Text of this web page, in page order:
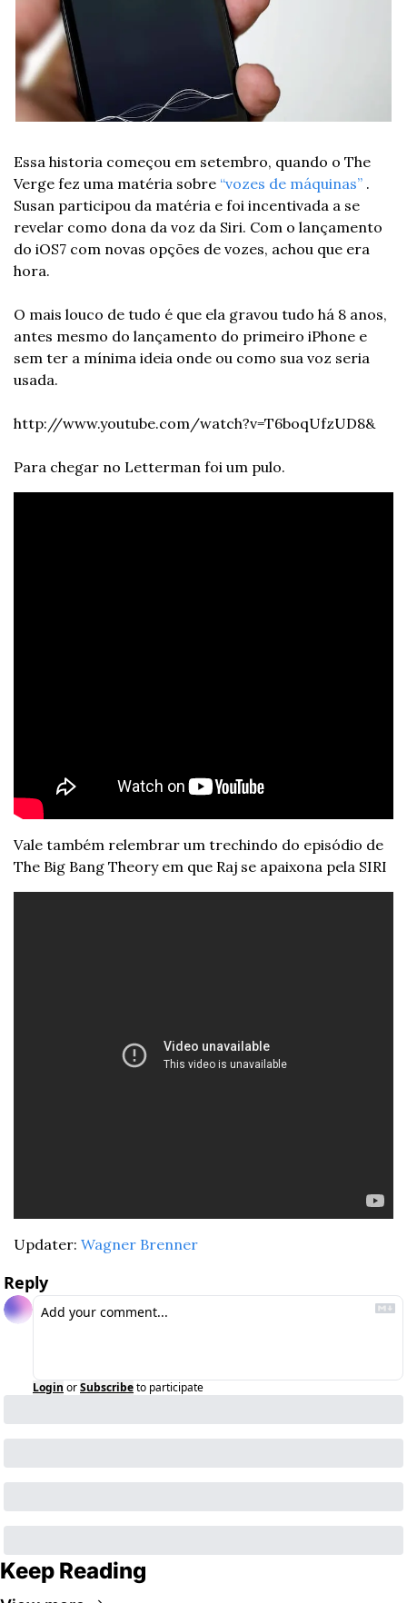
Essa historia começou em setembro, quando o The
Verge fez uma matéria sobre “vozes de máquinas” .
Susan participou da matéria e foi incentivada a se
revelar como dona da voz da Siri. Com o lançamento
do iOS7 com novas opções de vozes, achou que era
hora.
O mais louco de tudo é que ela gravou tudo há 8 anos,
antes mesmo do lançamento do primeiro iPhone e
sem ter a mínima ideia onde ou como sua voz seria
usada.
http://www.youtube.com/watch?v=T6boqUfzUD8&
Para chegar no Letterman foi um pulo.
Vale também relembrar um trechindo do episódio de
The Big Bang Theory em que Raj se apaixona pela SIRI
Updater: Wagner Brenner
Reply
Login orSubscribeto participate
Keep Reading